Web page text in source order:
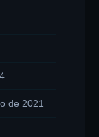
de 2021